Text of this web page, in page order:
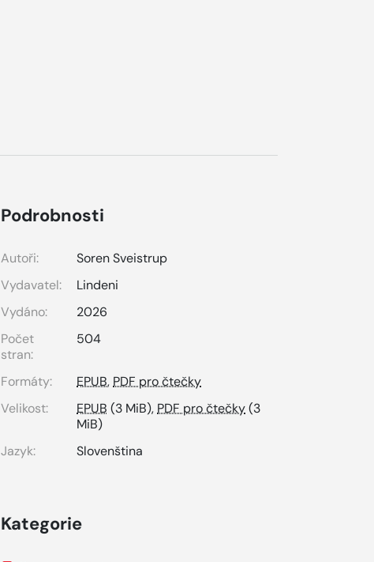
Podrobnosti
Autoři:
Soren Sveistrup
Vydavatel:
Lindeni
Vydáno:
2026
Počet
stran:
504
Formáty: EPUB, PDF pro čtečky
Velikost:
EPUB (3 MiB), PDF pro čtečky(3
MiB)
Jazyk:
Slovenština
Kategorie